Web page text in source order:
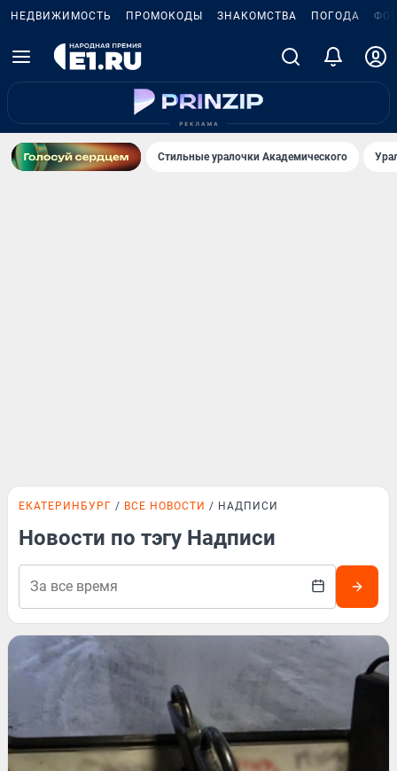
НЕДВИЖИМОСТЬ ПРОМОКОДЫ ЗНАКОМСТВА ПОГОДА
Стильные уралочки Академического
ЕКАТЕРИНБУРГ ВСЕ НОВОСТИ НАДПИСИ
Новости по тэгу Надписи